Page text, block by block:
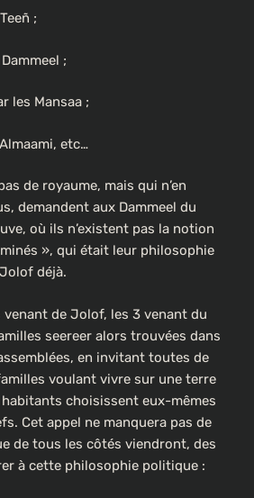
;
;
les Mansaa ;
etc…
de royaume, mais qui n’en
demandent aux Dammeel du
où ils n’existent pas la notion
», qui était leur philosophie
déjà.
de Jolof, les 3 venant du
seereer alors trouvées dans
en invitant toutes de
voulant vivre sur une terre
choisissent eux-mêmes
Cet appel ne manquera pas de
de tous les côtés viendront, des
à cette philosophie politique :